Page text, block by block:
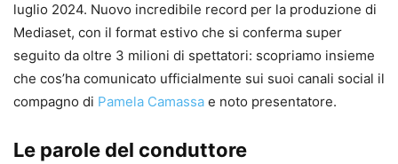
luglio 2024. Nuovo incredibile record per la produzione di
Mediaset, con il format estivo che si conferma super
seguito da oltre 3 milioni di spettatori: scopriamo insieme
che cos’ha comunicato ufficialmente sui suoi canali social il
compagno di Pamela Camassa e noto presentatore.
Le parole del conduttore